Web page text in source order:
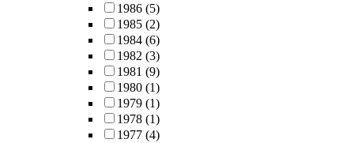
1986 (5)
1985 (2)
1984 (6)
1982 (3)
1981 (9)
1980 (1)
1979 (1)
1978 (1)
1977 (4)